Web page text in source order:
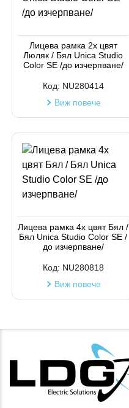
Лицева рамка 2х цвят
Люляк / Бял Unica Studio
Color SE /до изчерпване/
Код: NU280414
Виж повече
Лицева рамка 4х цвят Бял /
Бял Unica Studio Color SE /
до изчерпване/
Код: NU280818
Виж повече